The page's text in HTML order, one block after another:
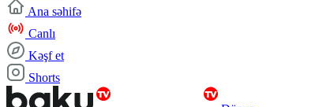
Ana səhifə
Canlı
Kəşf et
Shorts